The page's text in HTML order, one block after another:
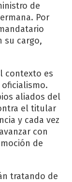
de
Por
su cargo,
contexto es
aliados del
el titular
y cada vez
con
de
tratando de